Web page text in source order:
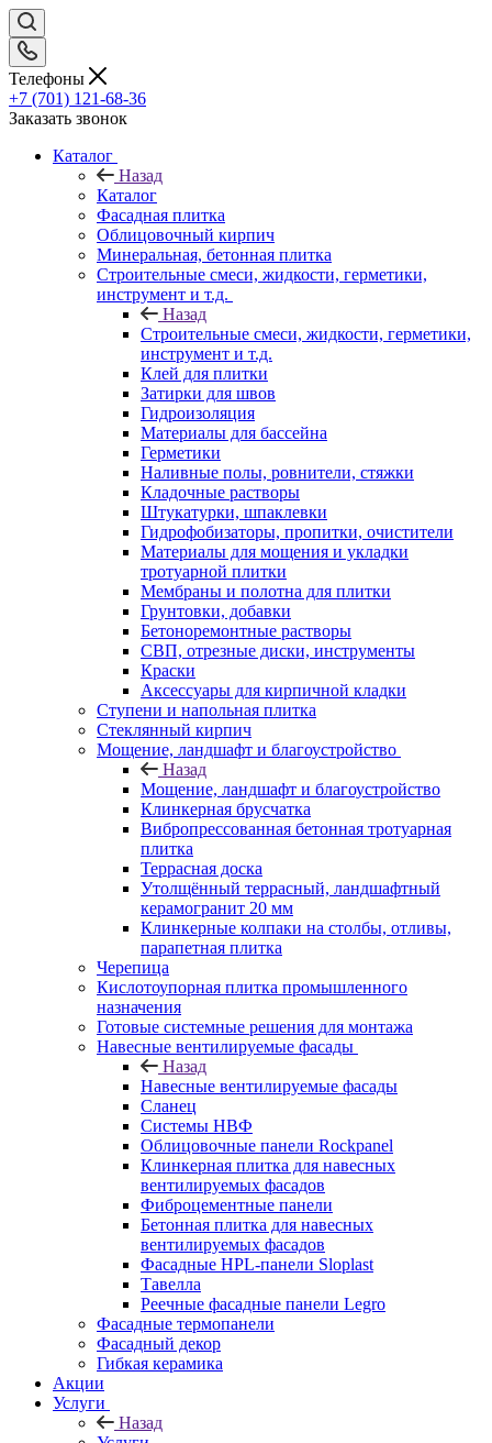
Телефоны
+7 (701) 121-68-36
Заказать звонок
Каталог
Назад
Каталог
Фасадная плитка
Облицовочный кирпич
Минеральная, бетонная плитка
Строительные смеси, жидкости, герметики,
инструмент и т.д.
Назад
Строительные смеси, жидкости, герметики,
инструмент и т.д.
Клей для плитки
Затирки для швов
Гидроизоляция
Материалы для бассейна
Герметики
Наливные полы, ровнители, стяжки
Кладочные растворы
Штукатурки, шпаклевки
Гидрофобизаторы, пропитки, очистители
Материалы для мощения и укладки
тротуарной плитки
Мембраны и полотна для плитки
Грунтовки, добавки
Бетоноремонтные растворы
СВП, отрезные диски, инструменты
Краски
Аксессуары для кирпичной кладки
Ступени и напольная плитка
Cтеклянный кирпич
Мощение, ландшафт и благоустройство
Назад
Мощение, ландшафт и благоустройство
Клинкерная брусчатка
Вибропрессованная бетонная тротуарная
плитка
Террасная доска
Утолщённый террасный, ландшафтный
керамогранит 20 мм
Клинкерные колпаки на столбы, отливы,
парапетная плитка
Черепица
Кислотоупорная плитка промышленного
назначения
Готовые системные решения для монтажа
Навесные вентилируемые фасады
Назад
Навесные вентилируемые фасады
Сланец
Системы НВФ
Облицовочные панели Rockpanel
Клинкерная плитка для навесных
вентилируемых фасадов
Фиброцементные панели
Бетонная плитка для навесных
вентилируемых фасадов
Фасадные HPL-панели Sloplast
Тавелла
Реечные фасадные панели Legro
Фасадные термопанели
Фасадный декор
Гибкая керамика
Акции
Услуги
Назад